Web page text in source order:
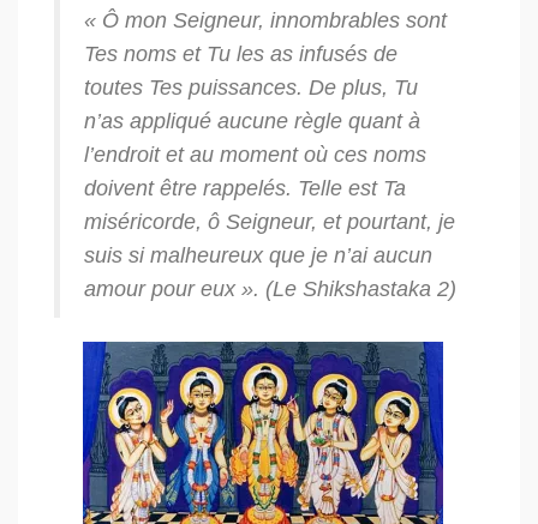
« Ô mon Seigneur, innombrables sont
Tes noms et Tu les as infusés de
toutes Tes puissances. De plus, Tu
n’as appliqué aucune règle quant à
l’endroit et au moment où ces noms
doivent être rappelés. Telle est Ta
miséricorde, ô Seigneur, et pourtant, je
suis si malheureux que je n’ai aucun
amour pour eux ». (Le Shikshastaka 2)